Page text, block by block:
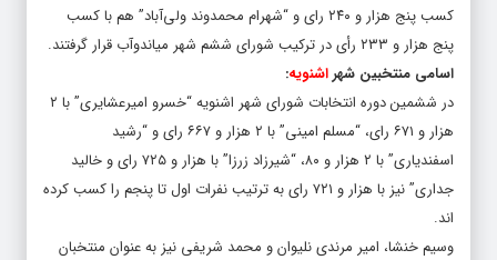
کسب پنج هزار و ۲۴۰ رای و “شهرام محمدوند ولی‌آباد” هم با کسب
پنج هزار و ۲۳۳ رأی در ترکیب شورای ششم شهر میاندوآب قرار گرفتند.
اسامی منتخبین شهراشنویه:
در ششمین دوره انتخابات شورای شهر اشنویه “خسرو امیرعشایری” با ۲
هزار و ۶۷۱ رای، “مسلم امینی” با ۲ هزار و ۶۶۷ رای و “رشید
اسفندیاری” با ۲ هزار و ۸۰، “شیرزاد زرزا” با هزار و ۷۲۵ رای و خالید
جداری” نیز با هزار و ۷۲۱ رای به ترتیب نفرات اول تا پنجم را کسب کرده
اند.
وسیم خنشا، امیر مرندی نلیوان و محمد شریفی نیز به عنوان منتخبان